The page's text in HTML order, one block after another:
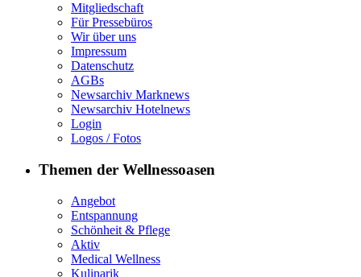
Mitgliedschaft
Für Pressebüros
Wir über uns
Impressum
Datenschutz
AGBs
Newsarchiv Marknews
Newsarchiv Hotelnews
Login
Logos / Fotos
Themen der Wellnessoasen
Angebot
Entspannung
Schönheit & Pflege
Aktiv
Medical Wellness
Kulinarik